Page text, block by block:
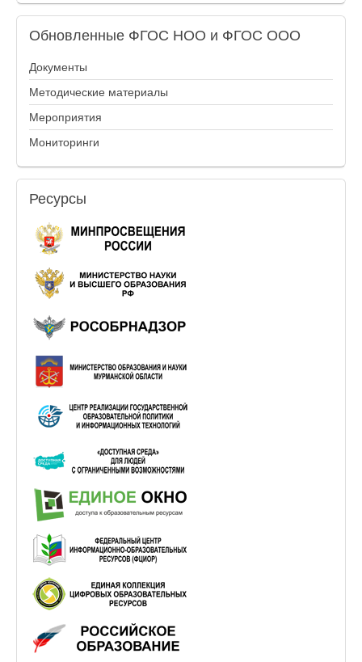
Обновленные ФГОС НОО и ФГОС ООО
Документы
Методические материалы
Мероприятия
Мониторинги
Ресурсы